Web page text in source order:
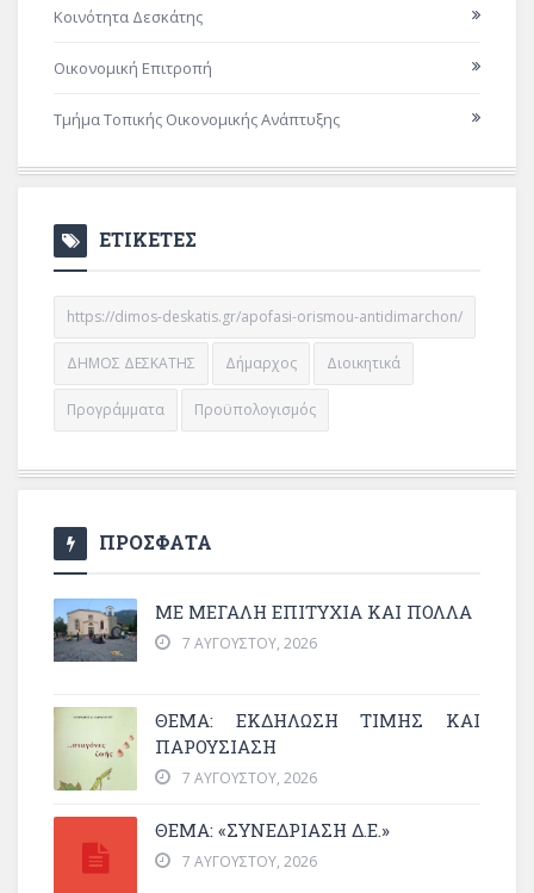
Κοινότητα Δεσκάτης
Οικονομική Επιτροπή
Τμήμα Τοπικής Οικονομικής Ανάπτυξης
ΕΤΙΚΕΤΕΣ
https://dimos-deskatis.gr/apofasi-orismou-antidimarchon/
ΔΗΜΟΣ ΔΕΣΚΑΤΗΣ Δήμαρχος Διοικητικά
Προγράμματα Προϋπολογισμός
ΠΡΟΣΦΑΤΑ
ΜΕ ΜΕΓΆΛΗ ΕΠΙΤΥΧΊΑ ΚΑΙ ΠΟΛΛΆ
7 ΑΥΓΟΎΣΤΟΥ, 2026
ΘΈΜΑ: ΕΚΔΉΛΩΣΗ ΤΙΜΉΣ ΚΑΙ
ΠΑΡΟΥΣΊΑΣΗ
7 ΑΥΓΟΎΣΤΟΥ, 2026
ΘΕΜΑ: «ΣΥΝΕΔΡΊΑΣΗ Δ.Ε.»
7 ΑΥΓΟΎΣΤΟΥ, 2026